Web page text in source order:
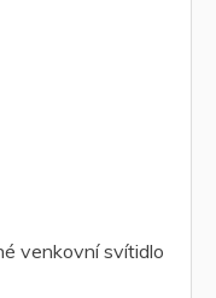
venkovní svítidlo